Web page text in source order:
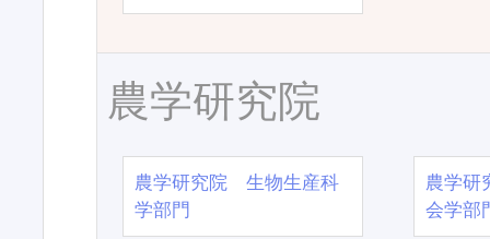
農学研究院
農学研究院 生物生産科
学部門
農学
会学部